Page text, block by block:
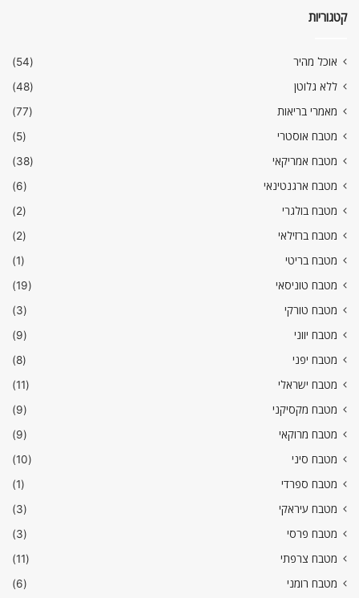
קטגוריות
אוכל מהיר
(54)
ללא גלוטן
(48)
מאמרי בריאות
(77)
מטבח אוסטרי
(5)
מטבח אמריקאי
(38)
מטבח ארגנטינאי
(6)
מטבח בולגרי
(2)
מטבח ברזילאי
(2)
מטבח בריטי
(1)
מטבח טוניסאי
(19)
מטבח טורקי
(3)
מטבח יווני
(9)
מטבח יפני
(8)
מטבח ישראלי
(11)
מטבח מקסיקני
(9)
מטבח מרוקאי
(9)
מטבח סיני
(10)
מטבח ספרדי
(1)
מטבח עיראקי
(3)
מטבח פרסי
(3)
מטבח צרפתי
(11)
מטבח רומני
(6)